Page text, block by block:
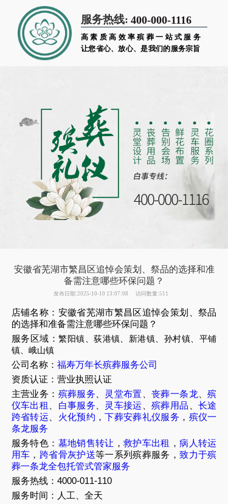
服务热线: 400-000-1116
高素质高效率殡葬一站式服务
让您省心、放心、是我们的服务宗旨
安徽省芜湖市繁昌区追悼会策划、祭品的选择和准
备需注意哪些环保问题？
发布日期:2025-10-10 13:07:08 访问数量:511
店铺名称：安徽省芜湖市繁昌区追悼会策划、祭品
的选择和准备需注意哪些环保问题？
服务区域：繁阳镇、荻港镇、新港镇、孙村镇、平铺
镇、峨山镇
公司名称： 福寿万年长殡葬服务公司
资质认证：营业执照认证
主营业务： 殡葬服务 灵堂布置 、丧葬一条龙 、殡
仪车出租
白事服务 灵车接运 、殡葬用品
长途
跨省转运
火化预约 ，下葬安葬礼仪服务 ， 殡仪一
条龙服务
服务特色： 墓地销售转让 ，救护车出租 ，病人转运
用车 ， 跨省骨灰护送等一系列殡葬服务，致力于殡
葬一条龙全包托管式管家服务
服务热线：4000-011-110
服务时间：人工、全天